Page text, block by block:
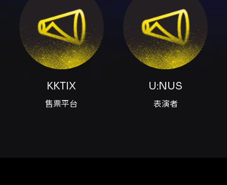
以「展開、 unfolding」為概念，敘述過去、現
在與未來的情感歷程。演出由滾石國際音樂股份
有限公司主辦，協辦單位為台灣滾石音樂經紀股
份有限公司。 演出資訊 - 演出日期：
2026/08/15（六） - 開演時間：18:30 - 演出時
長：約120分鐘（正式演出時長為約 120 分鐘）
- 演出地點：台中圓滿戶外劇場（Taichung
Fulfillment Amphitheatre） - 演出地址：台中
市南屯區文心路一段289號 票務與票價（搶先降
KKTIX
售票平台
U:NUS
表演者